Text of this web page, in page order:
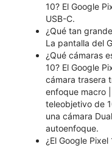
10? El Google
USB-C.
¿Qué tan
La pantalla del
¿Qué cámaras
10? El Google
cámara trasera
enfoque macro |
teleobjetivo de
una cámara
autoenfoque.
¿El Google